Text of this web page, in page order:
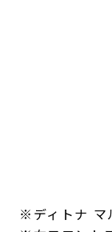
※ディトナ マ